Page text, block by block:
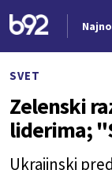
SVET
Zelenski
liderima;
Ukrajinski